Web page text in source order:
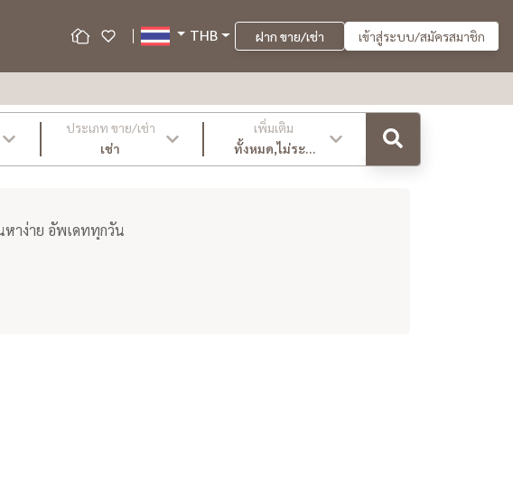
THB ฝาก ขาย/เช่า เข้าสู่ระบบ/สมัครสมาชิก
ประเภท ขาย/เช่า
เช่า
เพิ่มเติม
ทั้งหมด,ไม่ระบุ
,ล่าสุด
หาง่าย อัพเดททุกวัน